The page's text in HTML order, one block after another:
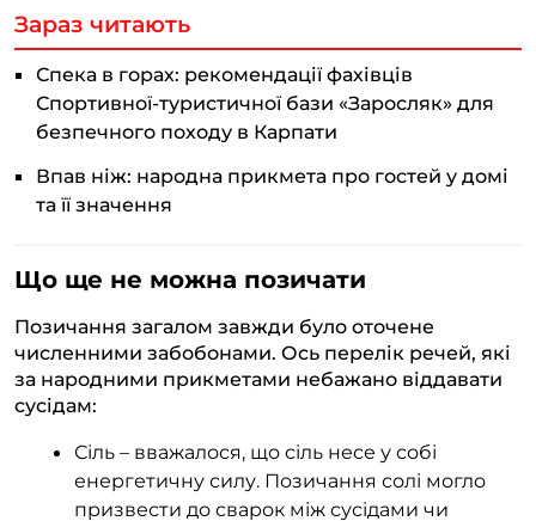
Зараз читають
Спека в горах: рекомендації фахівців
Спортивної-туристичної бази «Заросляк» для
безпечного походу в Карпати
Впав ніж: народна прикмета про гостей у домі
та її значення
Що ще не можна позичати
Позичання загалом завжди було оточене
численними забобонами. Ось перелік речей, які
за народними прикметами небажано віддавати
сусідам:
Сіль – вважалося, що сіль несе у собі
енергетичну силу. Позичання солі могло
призвести до сварок між сусідами чи